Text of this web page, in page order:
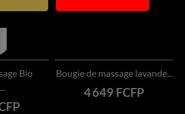
Bio
Bougie de massage lavande...
Prix
4 649 FCFP